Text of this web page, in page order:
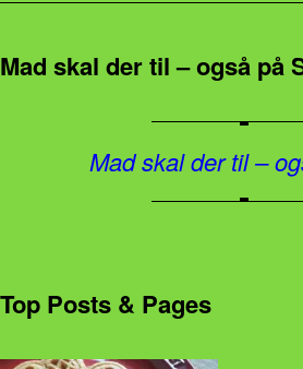
Mad skal der til – også på
Mad skal der til –
Top Posts & Pages